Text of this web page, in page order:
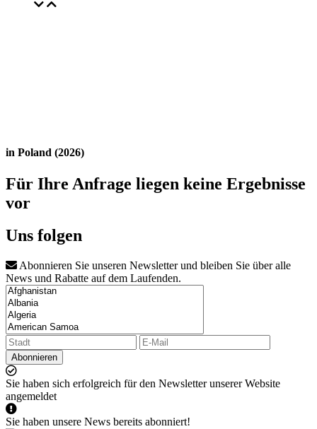
in Poland (2026)
Für Ihre Anfrage liegen keine Ergebnisse
vor
Uns folgen
Abonnieren Sie unseren Newsletter und bleiben Sie über alle
News und Rabatte auf dem Laufenden.
Abonnieren
Sie haben sich erfolgreich für den Newsletter unserer Website
angemeldet
Sie haben unsere News bereits abonniert!